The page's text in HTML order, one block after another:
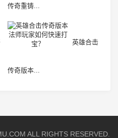
传奇重铸...
英雄合击
传奇版本...
ALL RIGHTS RESERVED.